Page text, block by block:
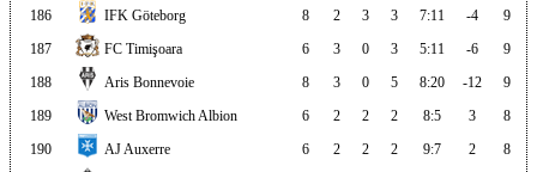
186
IFK Göteborg 8 2 3 3 7:11 -4
9
187
FC Timişoara 6 3 0 3 5:11 -6
9
188
Aris Bonnevoie 8 3 0 5 8:20 -12
9
189
West Bromwich Albion 6 2 2 2 8:5 3
8
190
AJ Auxerre 6 2 2 2 9:7 2
8